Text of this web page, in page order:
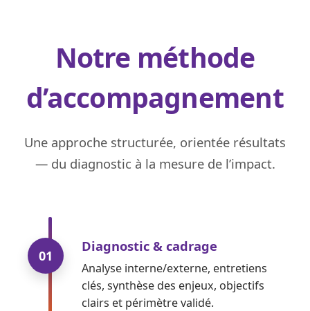
Notre méthode
d’accompagnement
Une approche structurée, orientée résultats
— du diagnostic à la mesure de l’impact.
01
Diagnostic & cadrage
Analyse interne/externe, entretiens
clés, synthèse des enjeux, objectifs
clairs et périmètre validé.